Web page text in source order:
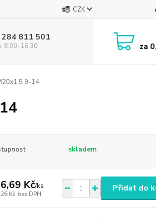
CZK
811 501
8:00-16:30 za
9-14
skladem
Kč/ks
Kč bez DPH
Přidat do